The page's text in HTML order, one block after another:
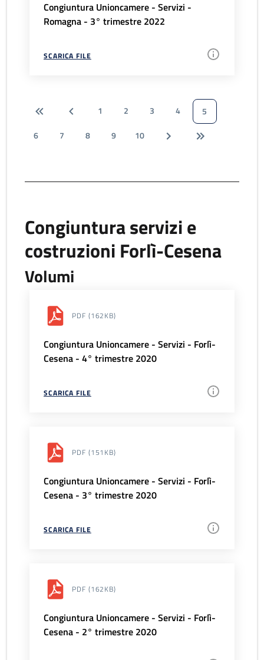
Congiuntura Unioncamere - Servizi -
Romagna - 3° trimestre 2022
SCARICA FILE
1 2 3 4
5
6
7 8 9 10
Congiuntura servizi e
costruzioni Forlì-Cesena
Volumi
PDF (162KB)
Congiuntura Unioncamere - Servizi - Forlì-
Cesena - 4° trimestre 2020
SCARICA FILE
PDF (151KB)
Congiuntura Unioncamere - Servizi - Forlì-
Cesena - 3° trimestre 2020
SCARICA FILE
PDF (162KB)
Congiuntura Unioncamere - Servizi - Forlì-
Cesena - 2° trimestre 2020